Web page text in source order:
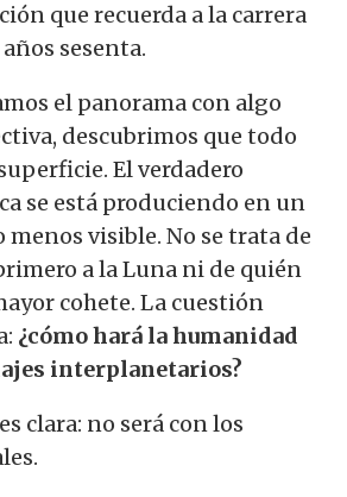
que recuerda a la carrera
sesenta.
el panorama con algo
descubrimos que todo
El verdadero
se está produciendo en un
visible. No se trata de
a la Luna ni de quién
cohete. La cuestión
¿cómo hará la humanidad
interplanetarios?
clara: no será con los